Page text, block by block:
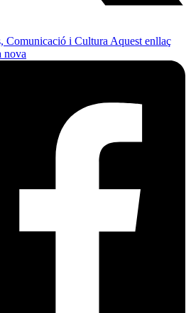
Comunicació i CulturaAquest enllaç
nova